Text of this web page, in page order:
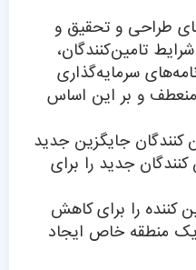
طراحی و تحقیق و
تامین‌کنندگان،
سرمایه‌گذاری
و بر این اساس
کنندگان جایگزین جدید
جدید را برای
کننده را برای کاهش
یک منطقه خاص ایجاد